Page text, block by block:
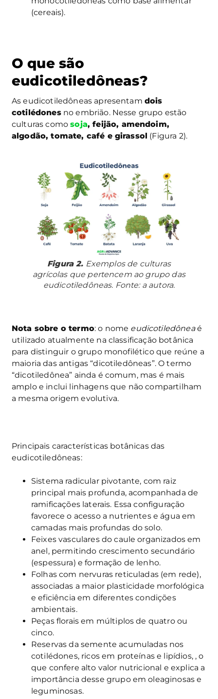
(cereais).
O que são
eudicotiledôneas?
As eudicotiledôneas apresentam dois
cotilédonesno embrião. Nesse grupo estão
culturas como soja, feijão, amendoim,
algodão, tomate, café e girassol (Figura 2).
Figura 2. Exemplos de culturas
agrícolas que pertencem ao grupo das
eudicotiledôneas. Fonte: a autora.
Nota sobre o termo: o nome eudicotiledôneaé
utilizado atualmente na classificação botânica
para distinguir o grupo monofilético que reúne a
maioria das antigas “dicotiledôneas”. O termo
“dicotiledônea” ainda é comum, mas é mais
amplo e inclui linhagens que não compartilham
a mesma origem evolutiva.
Principais características botânicas das
eudicotiledôneas:
Sistema radicular pivotante, com raiz
principal mais profunda, acompanhada de
ramificações laterais. Essa configuração
favorece o acesso a nutrientes e água em
camadas mais profundas do solo.
Feixes vasculares do caule organizados em
anel, permitindo crescimento secundário
(espessura) e formação de lenho.
Folhas com nervuras reticuladas (em rede),
associadas a maior plasticidade morfológica
e eficiência em diferentes condições
ambientais.
Peças florais em múltiplos de quatro ou
cinco.
Reservas da semente acumuladas nos
cotilédones, ricos em proteínas e lipídios, , o
que confere alto valor nutricional e explica a
importância desse grupo em oleaginosas e
leguminosas.